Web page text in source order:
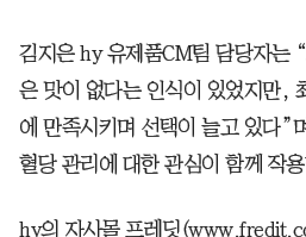
김지은 hy 유제품CM팀 담당자는
은 맛이 없다는 인식이 있었지만,
에 만족시키며 선택이 늘고 있다”
혈당 관리에 대한 관심이 함께 작
hy의 자사몰 프레딧